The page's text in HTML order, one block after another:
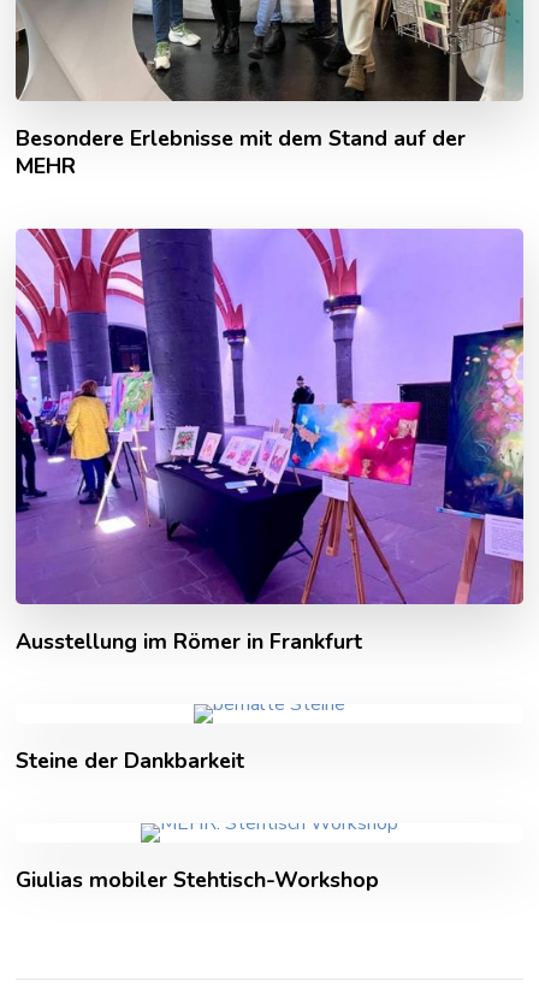
Besondere Erlebnisse mit dem Stand auf der
MEHR
Ausstellung im Römer in Frankfurt
Steine der Dankbarkeit
Giulias mobiler Stehtisch-Workshop